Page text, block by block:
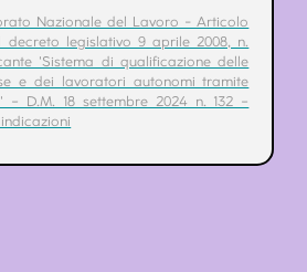
Nazionale del Lavoro - Articolo
decreto legislativo 9 aprile 2008, n.
'Sistema di qualificazione delle
e dei lavoratori autonomi tramite
– D.M. 18 settembre 2024 n. 132 –